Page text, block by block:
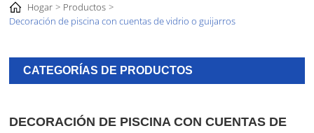
Hogar
Productos
Decoración de piscina con cuentas de vidrio o guijarros
CATEGORÍAS DE PRODUCTOS
DECORACIÓN DE PISCINA CON CUENTAS DE